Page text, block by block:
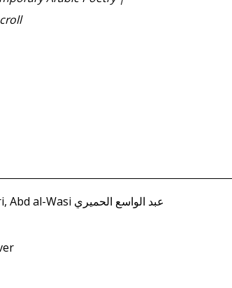
Himyari, Abd al-Wasi عبد الواسع الحميري